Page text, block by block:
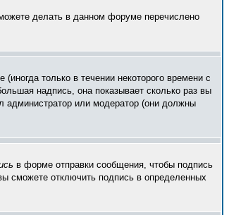
делать в данном форуме перечислено
только в течении некоторого времени с
надпись, она показывает сколько раз вы
администратор или модератор (они должны
в форме отправки сообщения, чтобы подпись
сможете отключить подпись в определенных